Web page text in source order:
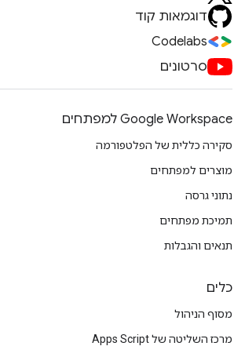
דוגמאות קוד
Codelabs
סרטונים
Google Workspace למפתחים
סקירה כללית של הפלטפורמה
מוצרים למפתחים
נתוני גרסה
תמיכת מפתחים
תנאים והגבלות
כלים
מסוף הניהול
מרכז השליטה של Apps Script